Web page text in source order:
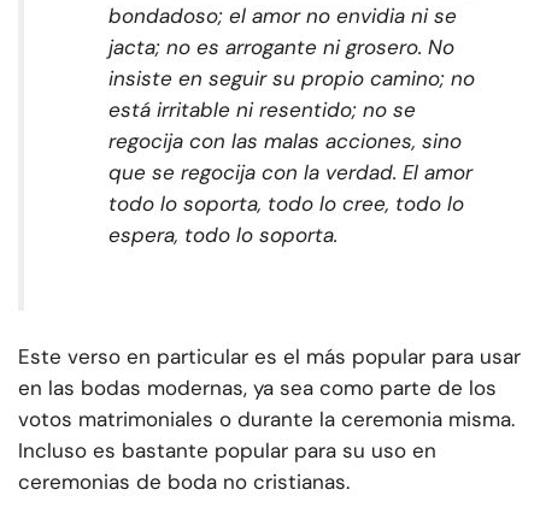
bondadoso; el amor no envidia ni se
jacta; no es arrogante ni grosero. No
insiste en seguir su propio camino; no
está irritable ni resentido; no se
regocija con las malas acciones, sino
que se regocija con la verdad. El amor
todo lo soporta, todo lo cree, todo lo
espera, todo lo soporta.
Este verso en particular es el más popular para usar
en las bodas modernas, ya sea como parte de los
votos matrimoniales o durante la ceremonia misma.
Incluso es bastante popular para su uso en
ceremonias de boda no cristianas.